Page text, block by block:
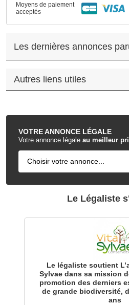
VOTREANNONCE LÉGALE
Votre annonce légale au meilleur
Moyens de paiement
acceptés
Les dernières annonces
Autres liens utiles
.
Le Légaliste
Le légaliste soutient
Sylvae dans sa mission
promotion des derniers
de grande biodiversité,
ans